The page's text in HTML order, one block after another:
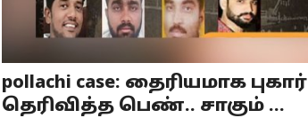
pollachi case: தைரியமாக புகார்
தெரிவித்த பெண்.. சாகும் ...